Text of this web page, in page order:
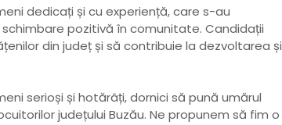
dedicați și cu experiență, care s-au
pozitivă în comunitate. Candidații
din județ și să contribuie la dezvoltarea și
serioși și hotărâți, dornici să pună umărul
județului Buzău. Ne propunem să fim o